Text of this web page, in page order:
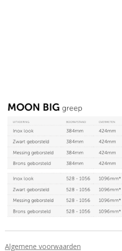
Algemene voorwaarden